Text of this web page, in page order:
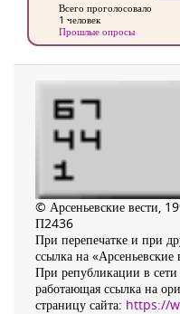
Всего проголосовало
1 человек
Прошлые опросы
© Арсеньевские вести,
П2436
При перепечатке и при
ссылка на «Арсеньевские
При републикации в сети
работающая ссылка на
страницу сайта: https://